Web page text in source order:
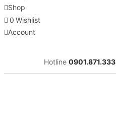
Shop
0 Wishlist
Account
Hotline 0901.871.333